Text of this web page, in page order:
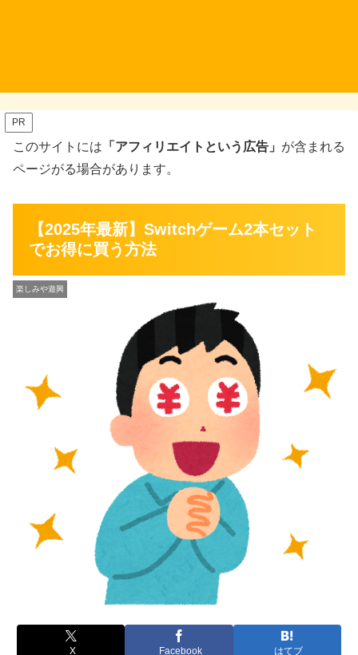
PR
このサイトには 「アフィリエイトという広告」 が含まれる
ページがる場合があります。
【2025年最新】Switchゲーム2本セット
でお得に買う方法
楽しみや遊興
X Facebook はてブ